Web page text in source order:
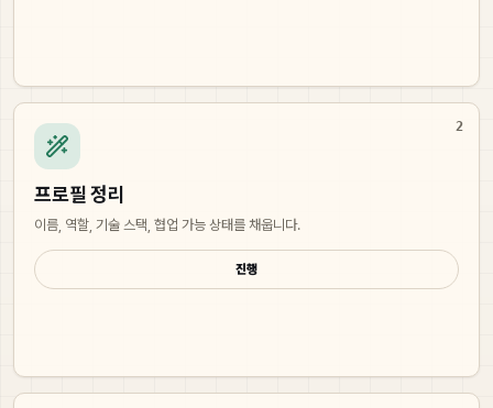
2
프로필 정리
이름, 역할, 기술 스택, 협업 가능 상태를 채웁니다.
진행